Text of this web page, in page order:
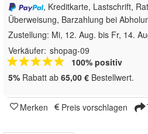
, Kreditkarte, Lastschrift,
Überweisung, Barzahlung bei
Zustellung: Mi, 12. Aug. bis Fr, 14.
Verkäufer: shopag-09
100% positiv
5% Rabatt ab 65,00 € Bestellwert.
Merken Preis vorschlagen